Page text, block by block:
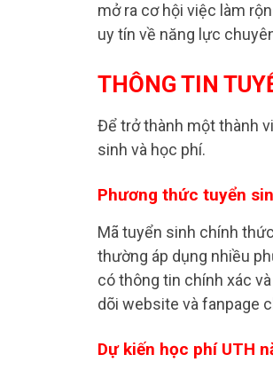
mở ra cơ hội việc làm
uy tín về năng lực
THÔNG TIN
Để trở thành một thành
sinh và học phí.
Phương thức tuyển
Mã tuyển sinh chính
thường áp dụng nhiều
có thông tin chính xác
dõi website và fanpage
Dự kiến học phí UTH